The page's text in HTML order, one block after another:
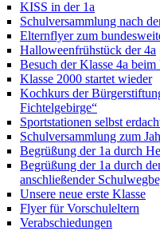
KISS in der 1a
Schulversammlung nach
Elternflyer zum
Halloweenfrühstück der 4a
Besuch der Klasse 4a
Klasse 2000 startet wieder
Kochkurs der
Fichtelgebirge“
Sportstationen selbst
Schulversammlung zum
Begrüßung der 1a durch
Begrüßung der 1a durch
anschließender
Unsere neue erste Klasse
Flyer für Vorschuleltern
Verabschiedungen